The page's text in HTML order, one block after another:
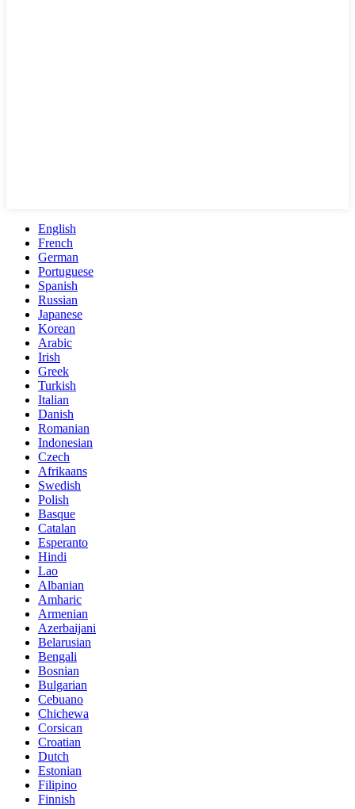
English
French
German
Portuguese
Spanish
Russian
Japanese
Korean
Arabic
Irish
Greek
Turkish
Italian
Danish
Romanian
Indonesian
Czech
Afrikaans
Swedish
Polish
Basque
Catalan
Esperanto
Hindi
Lao
Albanian
Amharic
Armenian
Azerbaijani
Belarusian
Bengali
Bosnian
Bulgarian
Cebuano
Chichewa
Corsican
Croatian
Dutch
Estonian
Filipino
Finnish